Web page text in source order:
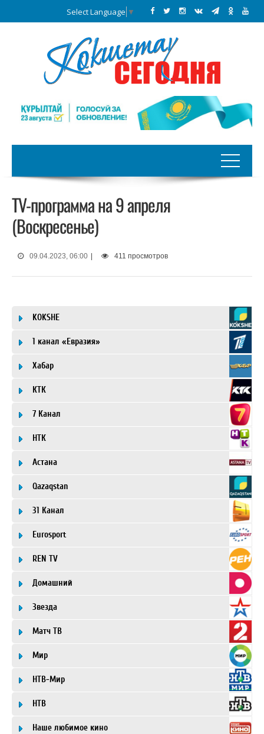
Select Language ▼
TV-программа на 9 апреля
(Воскресенье)
09.04.2023, 06:00 411 просмотров
KOKSHE
1 канал «Евразия»
Хабар
КТК
7 Канал
НТК
Астана
Qazaqstan
31 Канал
Eurosport
REN TV
Домашний
Звезда
Матч ТВ
Мир
НТВ-Мир
НТВ
Наше любимое кино